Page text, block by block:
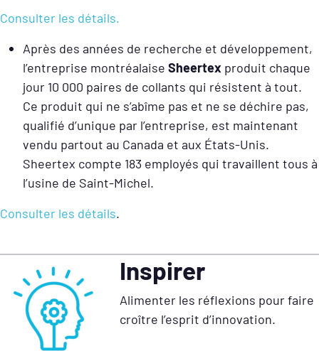
Consulter les détails.
Après des années de recherche et développement,
l’entreprise montréalaise Sheertex produit chaque
jour 10 000 paires de collants qui résistent à tout.
Ce produit qui ne s’abîme pas et ne se déchire pas,
qualifié d’unique par l’entreprise, est maintenant
vendu partout au Canada et aux États-Unis.
Sheertex compte 183 employés qui travaillent tous à
l’usine de Saint-Michel.
Consulter les détails.
Inspirer
Alimenter les réflexions pour faire
croître l’esprit d’innovation.